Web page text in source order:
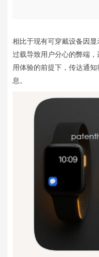
相比于现有可穿戴设备因
过载导致用户分心的弊端
用体验的前提下，传达通
息。